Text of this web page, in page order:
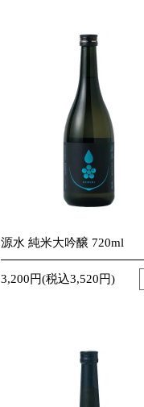
源水 純米大吟醸 720ml
3,200円(税込3,520円)